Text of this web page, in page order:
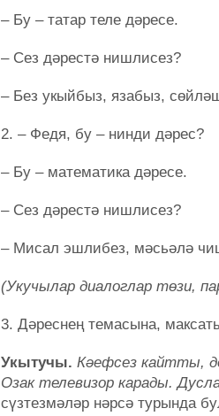
– Бу – татар теле дәресе.
– Сез дәрестә нишлисез?
– Без укыйбыз, язабыз,
2. – Федя, бу – нинди дәрес?
– Бу – математика дәресе.
– Сез дәрестә нишлисез?
– Мисал эшлибез, мәсьәлә
(Укучылар диалоглар төзи,
3. Дәреснең темасына,
Укытучы. Кәефсез кайтты,
Озак телевизор карады.
сүзтезмәләр нәрсә турында